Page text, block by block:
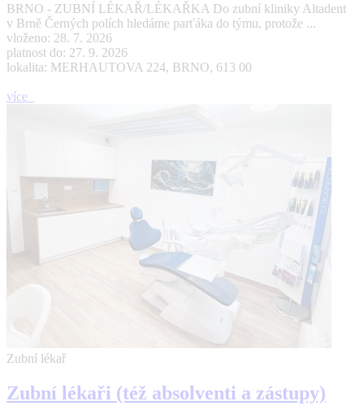
BRNO - ZUBNÍ LÉKAŘ/LÉKAŘKA Do zubní kliniky Altadent
v Brně Černých polích hledáme parťáka do týmu, protože ...
vloženo: 28. 7. 2026
platnost do: 27. 9. 2026
lokalita: MERHAUTOVA 224, BRNO, 613 00
více
Zubní lékař
Zubní lékaři (též absolventi a zástupy)